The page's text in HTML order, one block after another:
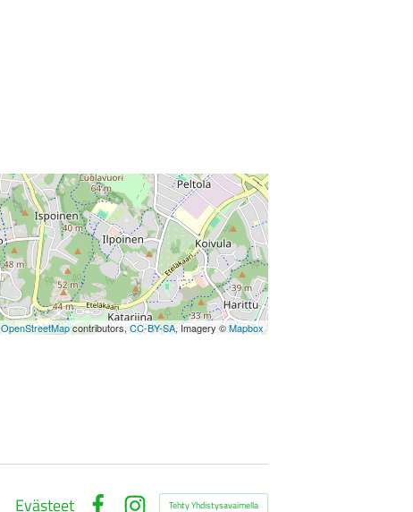
OpenStreetMapcontributors, CC-BY-SA, Imagery ©Mapbox
Evästeet Tehty Yhdistysavaimella